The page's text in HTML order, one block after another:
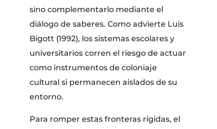
sino complementarlo mediante el
diálogo de saberes. Como advierte Luis
Bigott (1992), los sistemas escolares y
universitarios corren el riesgo de actuar
como instrumentos de coloniaje
cultural si permanecen aislados de su
entorno.
Para romper estas fronteras rígidas, el